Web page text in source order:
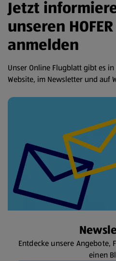
Jetzt
unseren
anmelden
Unser Online Flugblatt gibt es
Website, im Newsletter und auf
Entdecke unsere Angebote,
einen